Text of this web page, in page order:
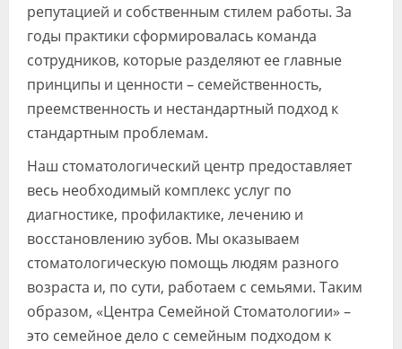
репутацией и собственным стилем работы. За
годы практики сформировалась команда
сотрудников, которые разделяют ее главные
принципы и ценности – семейственность,
преемственность и нестандартный подход к
стандартным проблемам.
Наш стоматологический центр предоставляет
весь необходимый комплекс услуг по
диагностике, профилактике, лечению и
восстановлению зубов. Мы оказываем
стоматологическую помощь людям разного
возраста и, по сути, работаем с семьями. Таким
образом, «Центра Семейной Стоматологии» –
это семейное дело с семейным подходом к